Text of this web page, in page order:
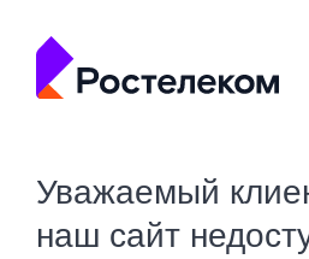
Уважаемый
наш сайт